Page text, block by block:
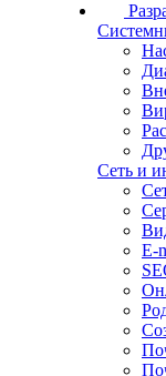
Сеть и
E-